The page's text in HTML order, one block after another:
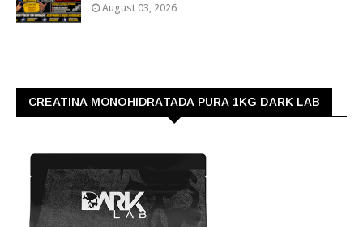
August 03, 2026
CREATINA MONOHIDRATADA PURA 1KG DARK LAB